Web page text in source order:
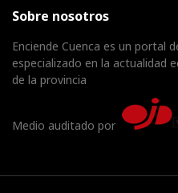
Sobre nosotros
Enciende Cuenca es un portal
especializado en la actualidad
de la provincia
Medio auditado por